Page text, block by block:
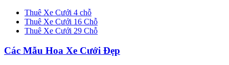
Thuê Xe Cưới 4 chỗ
Thuê Xe Cưới 16 Chỗ
Thuê Xe Cưới 29 Chỗ
Các Mẫu Hoa Xe Cưới Đẹp